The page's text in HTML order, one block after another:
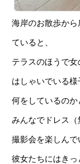
海岸のお散歩か
ていると、
テラスのほうで
はしゃいでいる様
何をしているのか
みんなでドレス
撮影会を楽しんで
彼女たちにはき